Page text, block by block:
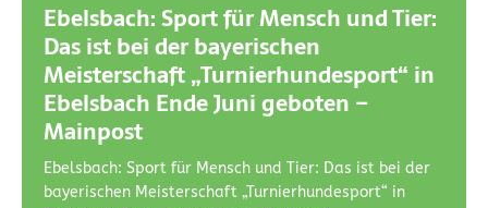
Ebelsbach: Sport für Mensch und Tier:
Das ist bei der bayerischen
Meisterschaft „Turnierhundesport“ in
Ebelsbach Ende Juni geboten –
Mainpost
Ebelsbach: Sport für Mensch und Tier: Das ist bei der
bayerischen Meisterschaft „Turnierhundesport“ in